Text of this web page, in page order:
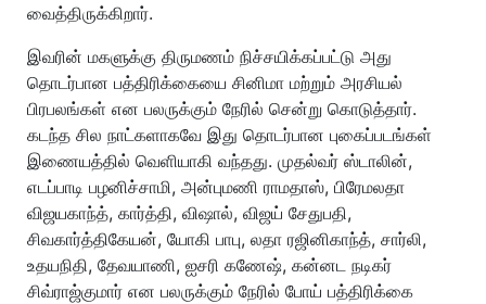
வைத்திருக்கிறார்.
இவரின் மகளுக்கு திருமணம் நிச்சயிக்கப்பட்டு அது
தொடர்பான பத்திரிக்கையை சினிமா மற்றும் அரசியல்
பிரபலங்கள் என பலருக்கும் நேரில் சென்று கொடுத்தார்.
கடந்த சில நாட்களாகவே இது தொடர்பான புகைப்படங்கள்
இணையத்தில் வெளியாகி வந்தது. முதல்வர் ஸ்டாலின்,
எடப்பாடி பழனிச்சாமி, அன்புமணி ராமதாஸ், பிரேமலதா
விஜயகாந்த், கார்த்தி, விஷால், விஜய் சேதுபதி,
சிவகார்த்திகேயன், யோகி பாபு, லதா ரஜினிகாந்த், சார்லி,
உதயநிதி, தேவயாணி, ஐசரி கணேஷ், கன்னட நடிகர்
சிவ்ராஜ்குமார் என பலருக்கும் நேரில் போய் பத்திரிக்கை